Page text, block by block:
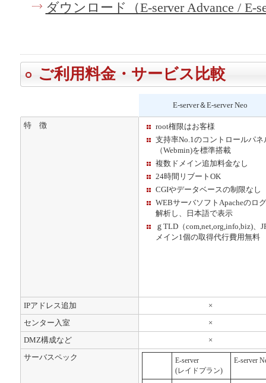
ダウンロード（E-server Advance / E-
ご利用料金・サービス比較
E-server＆E-server Neo
特 徴
root権限はお客様
支持率No.1のコントロールパネ
（Webmin)を標準搭載
複数ドメイン追加料金なし
24時間リブートOK
CGIやデータベースの制限なし
WEBサーバソフトApacheのロ
解析し、日本語で表示
ｇTLD（com,net,org,info,biz)、
メイン1個の取得代行費用無料
IPアドレス追加 ×
センター入室 ×
DMZ構成など ×
サーバスペック
E-server
(レイドプラン)
E-server